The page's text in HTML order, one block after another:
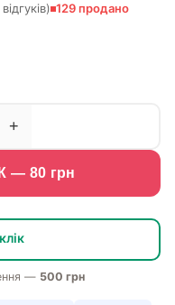
129 продано
+
— 80 грн
— 500 грн